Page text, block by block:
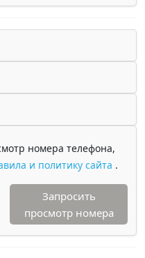
номера телефона,
и политику сайта .
Запросить
просмотр номера